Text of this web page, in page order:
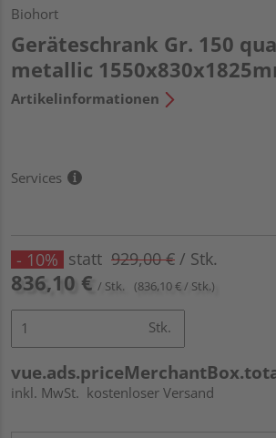
Biohort
Geräteschrank Gr. 150
metallic
Artikelinformationen
Services
- 10% statt 929,00 € / Stk.
836,10 € / Stk. (836,10 € / Stk.)
Stk.
inkl. MwSt. kostenloser Versand